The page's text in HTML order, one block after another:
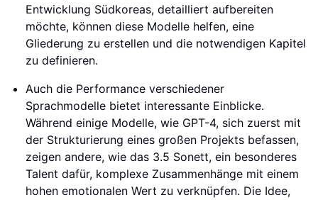
Entwicklung Südkoreas, detailliert aufbereiten
möchte, können diese Modelle helfen, eine
Gliederung zu erstellen und die notwendigen Kapitel
zu definieren.
Auch die Performance verschiedener
Sprachmodelle bietet interessante Einblicke.
Während einige Modelle, wie GPT-4, sich zuerst mit
der Strukturierung eines großen Projekts befassen,
zeigen andere, wie das 3.5 Sonett, ein besonderes
Talent dafür, komplexe Zusammenhänge mit einem
hohen emotionalen Wert zu verknüpfen. Die Idee,